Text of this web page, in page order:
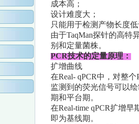
成本高；
设计难度大；
只能用于检测产物长度
由于TaqMan探针的高特
别和定量菌株。
PCR技术的定量原理：
扩增曲线
在Real- qPCR中，对整
监测到的荧光信号可以
期和平台期。
在Real-time qPCR扩增
即为基线期。